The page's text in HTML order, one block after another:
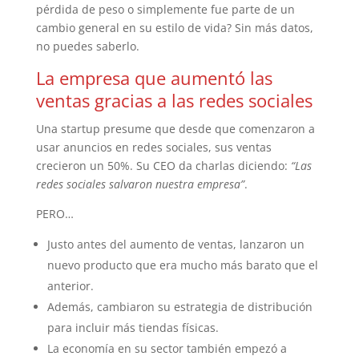
pérdida de peso o simplemente fue parte de un
cambio general en su estilo de vida? Sin más datos,
no puedes saberlo.
La empresa que aumentó las
ventas gracias a las redes sociales
Una startup presume que desde que comenzaron a
usar anuncios en redes sociales, sus ventas
crecieron un 50%. Su CEO da charlas diciendo: “Las
redes sociales salvaron nuestra empresa”.
PERO…
Justo antes del aumento de ventas, lanzaron un
nuevo producto que era mucho más barato que el
anterior.
Además, cambiaron su estrategia de distribución
para incluir más tiendas físicas.
La economía en su sector también empezó a